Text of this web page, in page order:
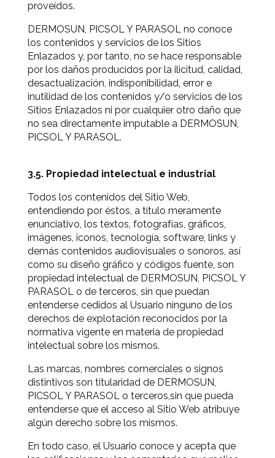
proveídos.
DERMOSUN, PICSOL Y PARASOL no conoce
los contenidos y servicios de los Sitios
Enlazados y, por tanto, no se hace responsable
por los daños producidos por la ilicitud, calidad,
desactualización, indisponibilidad, error e
inutilidad de los contenidos y/o servicios de los
Sitios Enlazados ni por cualquier otro daño que
no sea directamente imputable a DERMOSUN,
PICSOL Y PARASOL.
3.5. Propiedad intelectual e industrial
Todos los contenidos del Sitio Web,
entendiendo por éstos, a título meramente
enunciativo, los textos, fotografías, gráficos,
imágenes, iconos, tecnología, software, links y
demás contenidos audiovisuales o sonoros, así
como su diseño gráfico y códigos fuente, son
propiedad intelectual de DERMOSUN, PICSOL Y
PARASOL o de terceros, sin que puedan
entenderse cedidos al Usuario ninguno de los
derechos de explotación reconocidos por la
normativa vigente en materia de propiedad
intelectual sobre los mismos.
Las marcas, nombres comerciales o signos
distintivos son titularidad de DERMOSUN,
PICSOL Y PARASOL o terceros,sin que pueda
entenderse que el acceso al Sitio Web atribuye
algún derecho sobre los mismos.
En todo caso, el Usuario conoce y acepta que